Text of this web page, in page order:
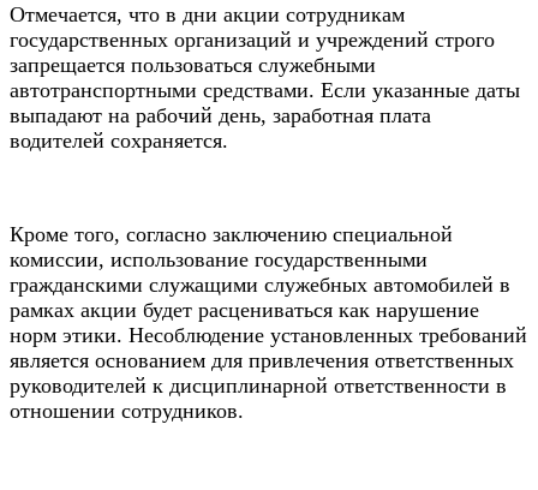
Отмечается, что в дни акции сотрудникам
государственных организаций и учреждений строго
запрещается пользоваться служебными
автотранспортными средствами. Если указанные даты
выпадают на рабочий день, заработная плата
водителей сохраняется.
Кроме того, согласно заключению специальной
комиссии, использование государственными
гражданскими служащими служебных автомобилей в
рамках акции будет расцениваться как нарушение
норм этики. Несоблюдение установленных требований
является основанием для привлечения ответственных
руководителей к дисциплинарной ответственности в
отношении сотрудников.